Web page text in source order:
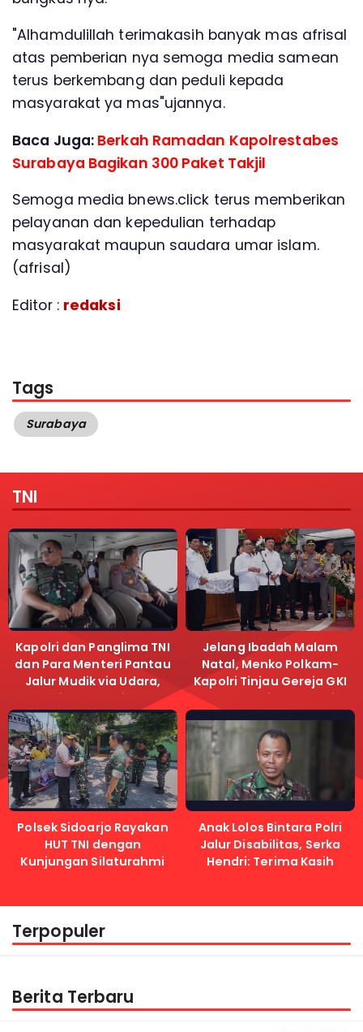
"Alhamdulillah terimakasih banyak mas afrisal
atas pemberian nya semoga media samean
terus berkembang dan peduli kepada
masyarakat ya mas"ujannya.
Baca Juga: Berkah Ramadan Kapolrestabes
Surabaya Bagikan 300 Paket Takjil
Semoga media bnews.click terus memberikan
pelayanan dan kepedulian terhadap
masyarakat maupun saudara umar islam.
(afrisal)
Editor : redaksi
Tags
Surabaya
TNI
Kapolri dan Panglima TNI
dan Para Menteri Pantau
Jalur Mudik via Udara,
Pastikan Lalu Lintas
Lancar
Jelang Ibadah Malam
Natal, Menko Polkam-
Kapolri Tinjau Gereja GKI
Samanhudi dan Gereja
Immanuel
Polsek Sidoarjo Rayakan
HUT TNI dengan
Kunjungan Silaturahmi
Anak Lolos Bintara Polri
Jalur Disabilitas, Serka
Hendri: Terima Kasih
Kapolri
Terpopuler
Berita Terbaru